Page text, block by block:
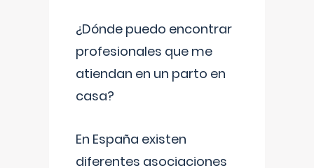
¿Dónde puedo encontrar
profesionales que me
atiendan en un parto en
casa?
En España existen
diferentes asociaciones